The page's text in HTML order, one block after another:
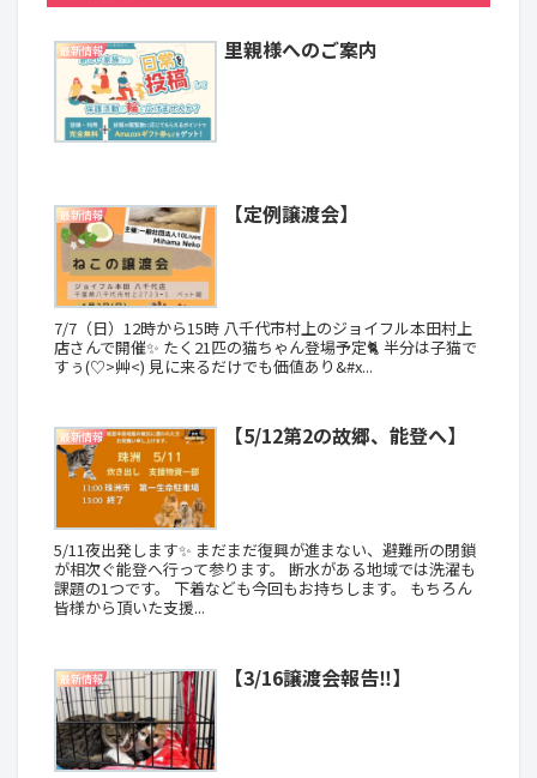
最新情報 里親様へのご案内
最新情報 【定例譲渡会】
7/7（日）12時から15時 八千代市村上のジョイフル本田村上
店さんで開催✨ たく21匹の猫ちゃん登場予定🐈 半分は子猫で
すぅ(♡>艸<) 見に来るだけでも価値あり&#x...
最新情報 【5/12第2の故郷、能登へ】
5/11夜出発します✨ まだまだ復興が進まない、避難所の閉鎖
が相次ぐ能登へ行って参ります。 断水がある地域では洗濯も
課題の1つです。 下着なども今回もお持ちします。 もちろん
皆様から頂いた支援...
最新情報 【3/16譲渡会報告‼️】